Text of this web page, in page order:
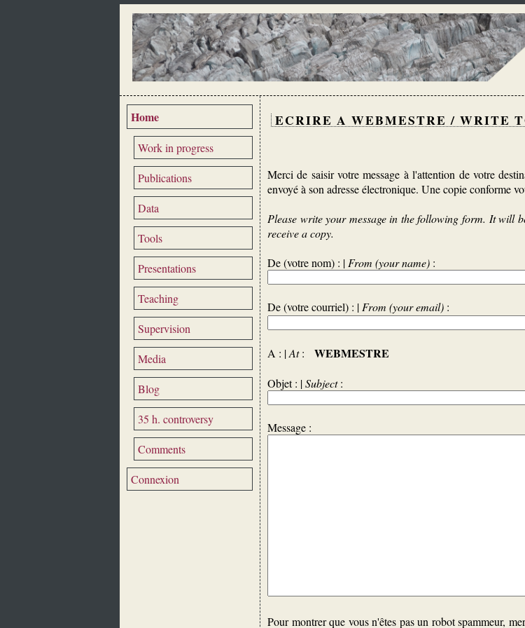
Home
Work in progress
Publications
Data
Tools
Presentations
Teaching
Supervision
Media
Blog
35 h. controversy
Comments
Connexion
ECRIRE A WEBMESTRE / WRITE
Merci de saisir votre message à l'attention de votre
envoyé à son adresse électronique. Une copie conforme
Please write your message in the following form. It will
receive a copy.
De (votre nom) : | From (your name) :
De (votre courriel) : | From (your email) :
A : |At: WEBMESTRE
Objet : |Subject:
Message :
Pour montrer que vous n'êtes pas un robot spammeur,